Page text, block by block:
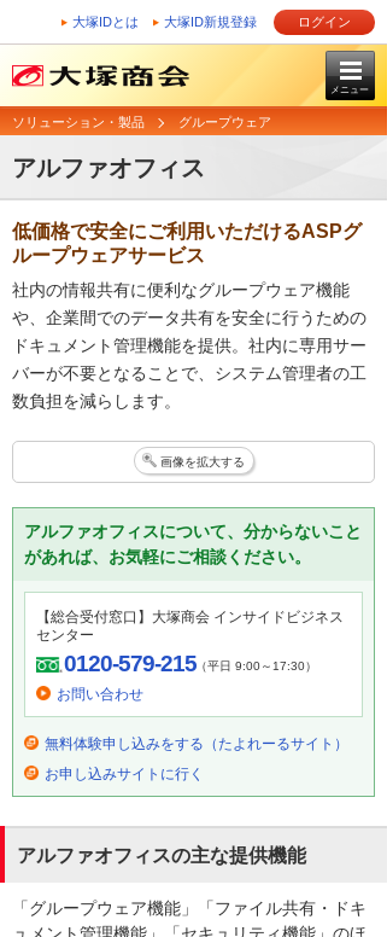
大塚IDとは 大塚ID新規登録 ログイン
メニュー
ソリューション・製品 グループウェア
アルファオフィス
低価格で安全にご利用いただけるASPグ
ループウェアサービス
社内の情報共有に便利なグループウェア機能
や、企業間でのデータ共有を安全に行うための
ドキュメント管理機能を提供。社内に専用サー
バーが不要となることで、システム管理者の工
数負担を減らします。
画像を拡大する
アルファオフィスについて、分からないこと
があれば、お気軽にご相談ください。
【総合受付窓口】大塚商会 インサイドビジネス
センター
0120-579-215（平日 9:00～17:30）
お問い合わせ
無料体験申し込みをする（たよれーるサイト）
お申し込みサイトに行く
アルファオフィスの主な提供機能
「グループウェア機能」「ファイル共有・ドキ